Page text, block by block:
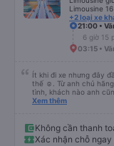
Limousine
+2 loại xe
21:00 •
6 giờ 15
03:15 •
Ít khi đi xe nhưng đây
thế ☺️. Từ anh chủ hãng xe đến anh tài
tình, khách nào anh
mọi người. Hôm qua
vẻ nhất có thể. Mình nghĩ hãng xe có thể có thêm phụ xe ở tất cả các xe
cho lái xe đỡ mệt, tìm
lớp phụ đạo dạy tiếng
Xem thêm
Không cần thanh
Xác nhận chỗ ngay